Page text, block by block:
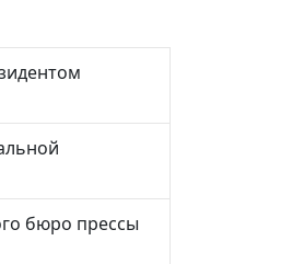
бюро прессы